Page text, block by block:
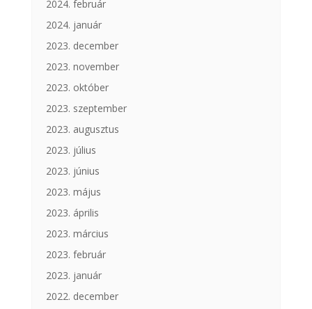
2024. február
2024. január
2023. december
2023. november
2023. október
2023. szeptember
2023. augusztus
2023. július
2023. június
2023. május
2023. április
2023. március
2023. február
2023. január
2022. december